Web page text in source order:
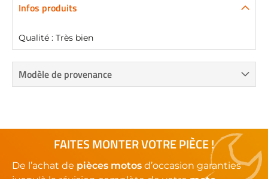
Infos produits
Qualité : Très bien
Modèle de provenance
FAITES MONTER VOTRE PIÈCE !
De l’achat de pièces motos d’occasion garanties